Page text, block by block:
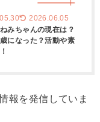
2026.06.05
みちゃんの現在は？
になった？活動や素
報を発信していま